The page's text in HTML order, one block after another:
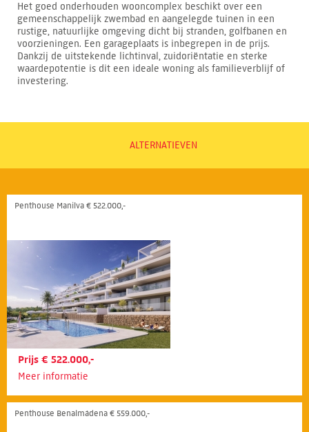
Het goed onderhouden wooncomplex beschikt over een
gemeenschappelijk zwembad en aangelegde tuinen in een
rustige, natuurlijke omgeving dicht bij stranden, golfbanen en
voorzieningen. Een garageplaats is inbegrepen in de prijs.
Dankzij de uitstekende lichtinval, zuidoriëntatie en sterke
waardepotentie is dit een ideale woning als familieverblijf of
investering.
ALTERNATIEVEN
Penthouse Manilva € 522.000,-
Prijs € 522.000,-
Meer informatie
Penthouse Benalmádena € 559.000,-